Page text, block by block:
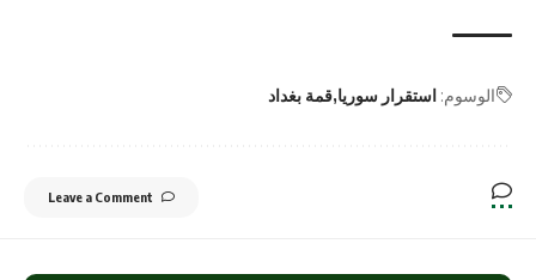
الوسوم: استقرار سوريا قمة بغداد
Leave a Comment